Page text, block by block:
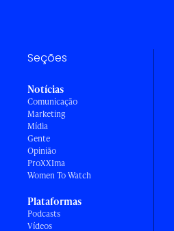
Seções
Notícias
Comunicação
Marketing
Mídia
Gente
Opinião
ProXXIma
Women To Watch
Plataformas
Podcasts
Vídeos